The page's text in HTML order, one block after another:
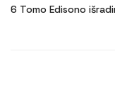
6 Tomo Edisono